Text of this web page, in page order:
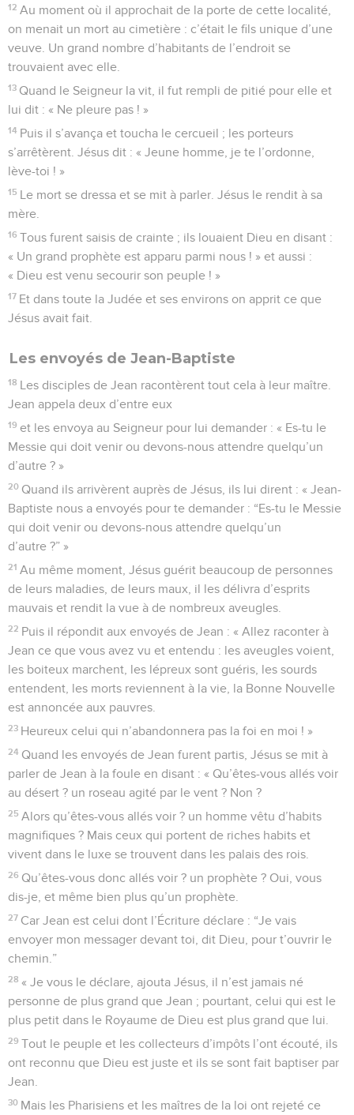
12 Au moment où il approchait de la porte de cette localité,
on menait un mort au cimetière : c’était le fils unique d’une
veuve. Un grand nombre d’habitants de l’endroit se
trouvaient avec elle.
13 Quand le Seigneur la vit, il fut rempli de pitié pour elle et
lui dit : « Ne pleure pas ! »
14 Puis il s’avança et toucha le cercueil ; les porteurs
s’arrêtèrent. Jésus dit : « Jeune homme, je te l’ordonne,
lève-toi ! »
15 Le mort se dressa et se mit à parler. Jésus le rendit à sa
mère.
16 Tous furent saisis de crainte ; ils louaient Dieu en disant :
« Un grand prophète est apparu parmi nous ! » et aussi :
« Dieu est venu secourir son peuple ! »
17 Et dans toute la Judée et ses environs on apprit ce que
Jésus avait fait.
Les envoyés de Jean-Baptiste
18 Les disciples de Jean racontèrent tout cela à leur maître.
Jean appela deux d’entre eux
19 et les envoya au Seigneur pour lui demander : « Es-tu le
Messie qui doit venir ou devons-nous attendre quelqu’un
d’autre ? »
20 Quand ils arrivèrent auprès de Jésus, ils lui dirent : « Jean-
Baptiste nous a envoyés pour te demander : “Es-tu le Messie
qui doit venir ou devons-nous attendre quelqu’un
d’autre ?” »
21 Au même moment, Jésus guérit beaucoup de personnes
de leurs maladies, de leurs maux, il les délivra d’esprits
mauvais et rendit la vue à de nombreux aveugles.
22 Puis il répondit aux envoyés de Jean : « Allez raconter à
Jean ce que vous avez vu et entendu : les aveugles voient,
les boiteux marchent, les lépreux sont guéris, les sourds
entendent, les morts reviennent à la vie, la Bonne Nouvelle
est annoncée aux pauvres.
23 Heureux celui qui n’abandonnera pas la foi en moi ! »
24 Quand les envoyés de Jean furent partis, Jésus se mit à
parler de Jean à la foule en disant : « Qu’êtes-vous allés voir
au désert ? un roseau agité par le vent ? Non ?
25 Alors qu’êtes-vous allés voir ? un homme vêtu d’habits
magnifiques ? Mais ceux qui portent de riches habits et
vivent dans le luxe se trouvent dans les palais des rois.
26 Qu’êtes-vous donc allés voir ? un prophète ? Oui, vous
dis-je, et même bien plus qu’un prophète.
27 Car Jean est celui dont l’Écriture déclare : “Je vais
envoyer mon messager devant toi, dit Dieu, pour t’ouvrir le
chemin.”
28 « Je vous le déclare, ajouta Jésus, il n’est jamais né
personne de plus grand que Jean ; pourtant, celui qui est le
plus petit dans le Royaume de Dieu est plus grand que lui.
29 Tout le peuple et les collecteurs d’impôts l’ont écouté, ils
ont reconnu que Dieu est juste et ils se sont fait baptiser par
Jean.
30 Mais les Pharisiens et les maîtres de la loi ont rejeté ce